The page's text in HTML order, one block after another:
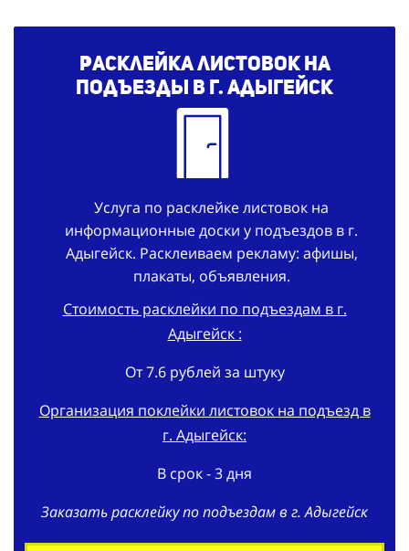
Расклейка листовок на
подъезды в г. Адыгейск
Услуга по расклейке листовок на
информационные доски у подъездов в г.
Адыгейск. Расклеиваем рекламу: афишы,
плакаты, объявления.
Стоимость расклейки по подъездам в г.
Адыгейск :
От 7.6 рублей за штуку
Организация поклейки листовок на подъезд в
г. Адыгейск:
В срок - 3 дня
Заказать расклейку по подъездам в г. Адыгейск